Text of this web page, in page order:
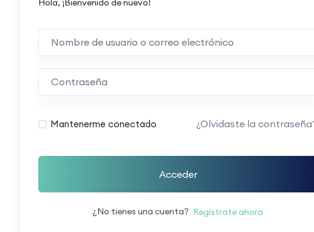
Hola, ¡Bienvenido de nuevo!
Mantenerme conectado ¿Olvidaste la
Acceder
¿No tienes una cuenta? Regístrate ahora